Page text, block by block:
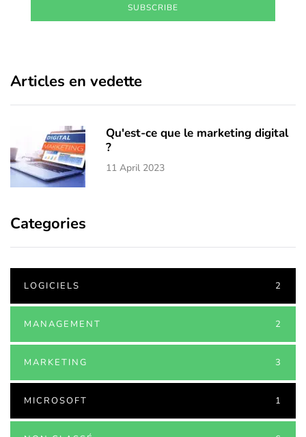
SUBSCRIBE
Articles en vedette
Qu'est-ce que le marketing digital
?
11 April 2023
Categories
LOGICIELS 2
MANAGEMENT 2
MARKETING 3
MICROSOFT 1